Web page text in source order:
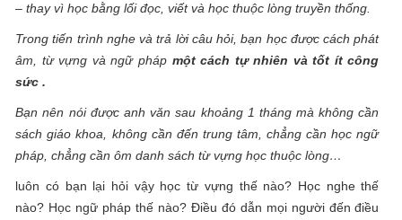
– thay vì học bằng lối đọc, viết và học thuộc lòng truyền thống.
Trong tiến trình nghe và trả lời câu hỏi, bạn học được cách phát
âm, từ vựng và ngữ pháp một cách tự nhiên và tốt ít công
sức .
Bạn nên nói được anh văn sau khoảng 1 tháng mà không cần
sách giáo khoa, không cần đến trung tâm, chẳng cần học ngữ
pháp, chẳng cần ôm danh sách từ vựng học thuộc lòng…
luôn có bạn lại hỏi vậy học từ vựng thế nào? Học nghe thế
nào? Học ngữ pháp thế nào? Điều đó dẫn mọi người đến điều